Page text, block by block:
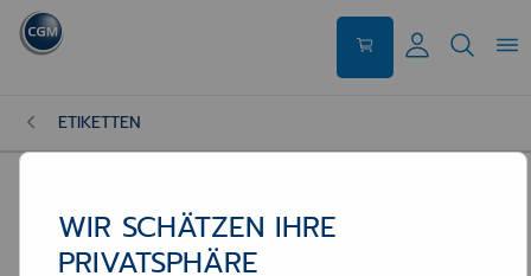
ETIKETTEN
WIR SCHÄTZEN IHRE
PRIVATSPHÄRE